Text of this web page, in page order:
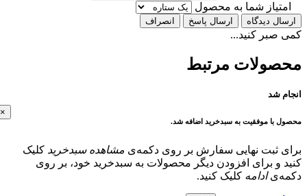
شما به محصول
دیدگاه ارسال پاسخ انصراف
کنید...
مرتبط
شد
با موفقیت به سبدخرید اضافه شد.
ثبت نهایی سفارش بر روی دکمه‌یمشاهده سبدخریدکلیک
و برای افزودن دیگر محصولات به سبدخرید خود، بر روی
ادامهکلیک کنید.